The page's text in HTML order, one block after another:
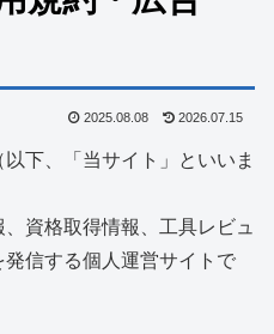
2025.08.08 2026.07.15
下、「当サイト」といいま
資格取得情報、工具レビュ
信する個人運営サイトで